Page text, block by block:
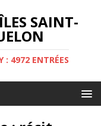
SAINT-
: 4972 ENTRÉES